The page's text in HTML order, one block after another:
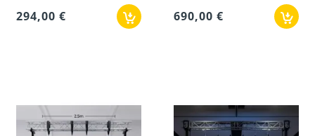
294,00 € 690,00 €